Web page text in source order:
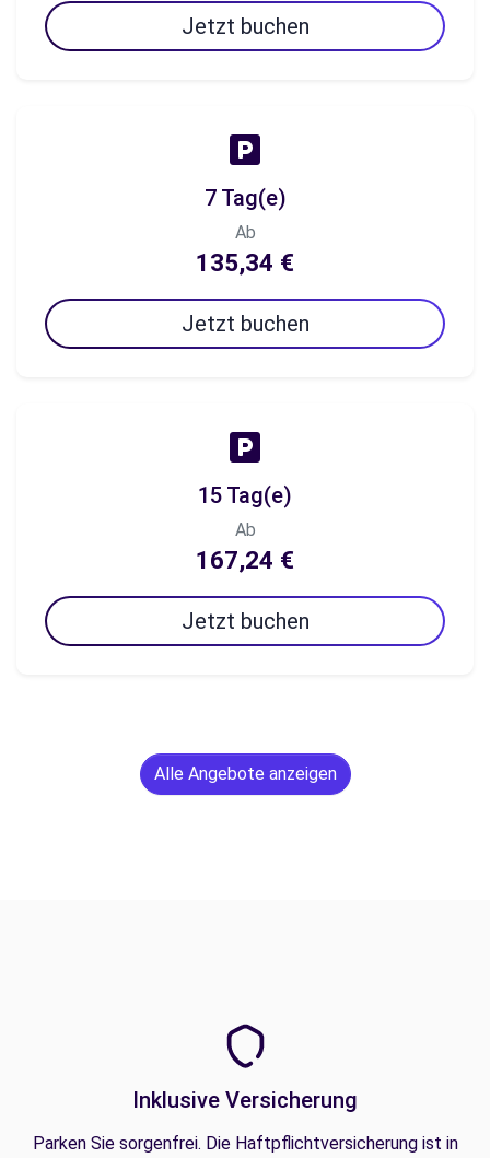
Jetzt buchen
7 Tag(e)
Ab
135,34 €
Jetzt buchen
15 Tag(e)
Ab
167,24 €
Jetzt buchen
Alle Angebote anzeigen
Inklusive Versicherung
Parken Sie sorgenfrei. Die Haftpflichtversicherung ist in